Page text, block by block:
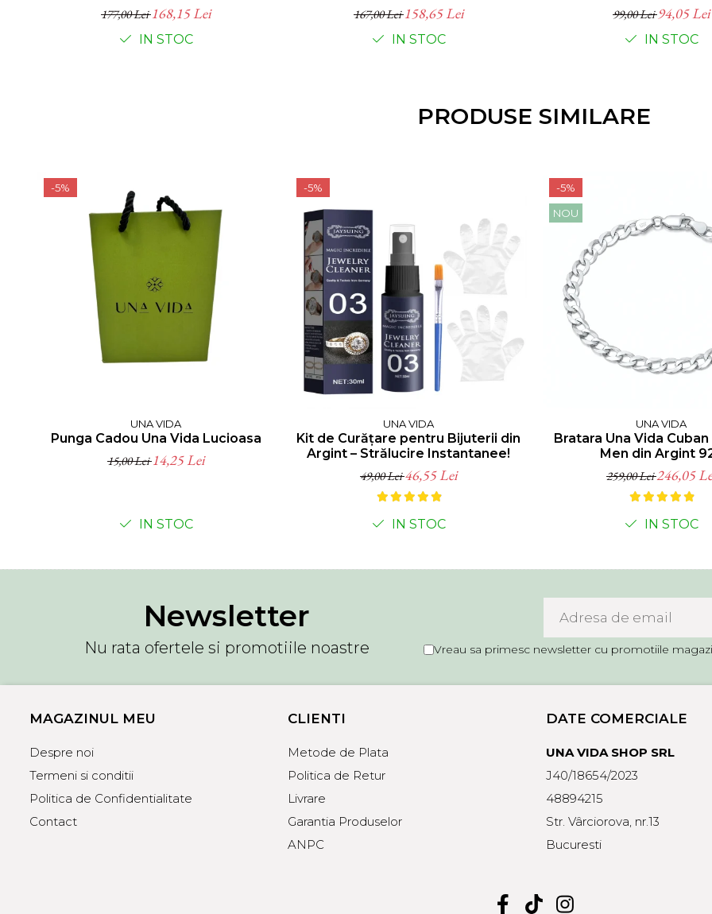
177,00 Lei168,15 Lei
IN STOC
167,00 Lei158,65 Lei
IN STOC
99,00 Lei94,05 Lei
IN STOC
PRODUSE SIMILARE
-5%
UNA VIDA
Punga Cadou Una Vida Lucioasa
15,00 Lei14,25 Lei
IN STOC
-5%
UNA VIDA
Kit de Curățare pentru Bijuterii din
Argint – Strălucire Instantanee!
49,00 Lei46,55 Lei
IN STOC
-5%
NOU
UNA VIDA
Bratara Una Vida
Men din Argint
259,00 Lei246,05
IN STOC
Newsletter
Nu rata ofertele si promotiile noastre Vreau sa primesc newsletter cu promotiile
MAGAZINUL MEU
Despre noi
Termeni si conditii
Politica de Confidentialitate
Contact
CLIENTI
Metode de Plata
Politica de Retur
Livrare
Garantia Produselor
ANPC
DATE COMERCIALE
UNA VIDA SHOP SRL
J40/18654/2023
48894215
Str. Vârciorova, nr.13
Bucuresti